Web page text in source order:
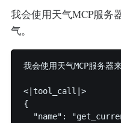
我会使用天气MCP服务
气。
我会使用天气MCP服务器
<|tool_call|>
{
"name":